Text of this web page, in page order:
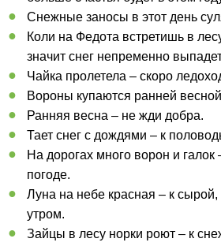
Снежные заносы в этот день
Коли на Федота встретишь в
значит снег непременно
Чайка пролетела – скоро
Вороны купаются ранней весной
Ранняя весна – не жди добра.
Тает снег с дождями – к
На дорогах много ворон и галок
погоде.
Луна на небе красная – к сырой,
утром.
Зайцы в лесу норки роют – к